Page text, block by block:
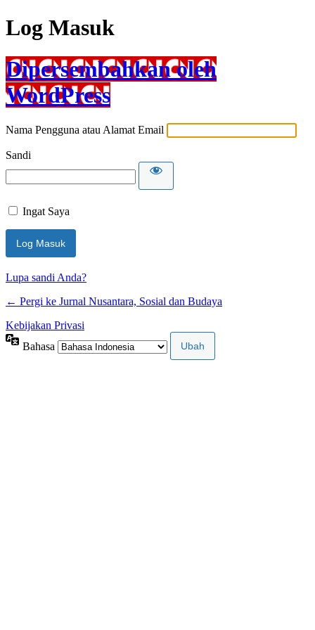
Log Masuk
Dipersembahkan oleh
WordPress
Nama Pengguna atau Alamat Email
Sandi
Ingat Saya
Lupa sandi Anda?
← Pergi ke Jurnal Nusantara, Sosial dan Budaya
Kebijakan Privasi
Bahasa